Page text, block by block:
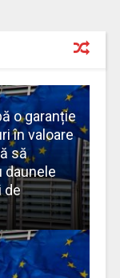
o garanție
în valoare
să
daunele
de